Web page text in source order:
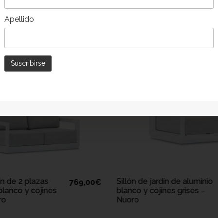
de jardín de aluminio
y cojines grises –
469,00€
Sillón de jardín de
beige – Nuoro
Apellido